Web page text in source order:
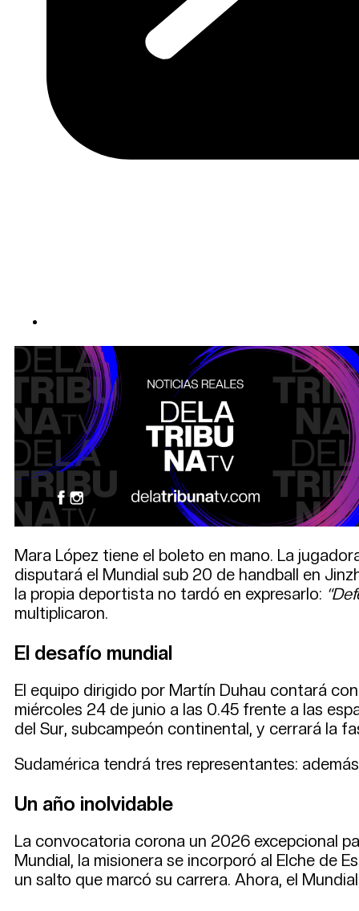
Mara López tiene el boleto en mano. La
disputará el Mundial sub 20 de handball en
la propia deportista no tardó en expresarlo:
multiplicaron.
El desafío mundial
El equipo dirigido por Martín Duhau contará
miércoles 24 de junio a las 0.45 frente a las
del Sur, subcampeón continental, y cerrará la
Sudamérica tendrá tres representantes:
Un año inolvidable
La convocatoria corona un 2026 excepcional
Mundial, la misionera se incorporó al Elche de
un salto que marcó su carrera. Ahora, el